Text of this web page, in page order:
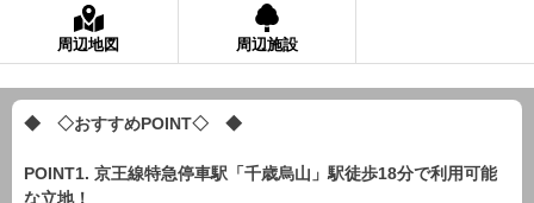
周辺地図 周辺施設
◆ ◇おすすめPOINT◇ ◆
POINT1. 京王線特急停車駅「千歳烏山」駅徒歩18分で利用可能
な立地！